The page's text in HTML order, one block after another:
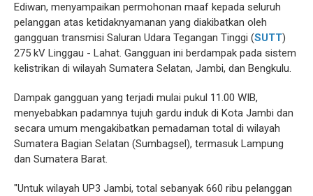
Ediwan, menyampaikan permohonan maaf kepada seluruh
pelanggan atas ketidaknyamanan yang diakibatkan oleh
gangguan transmisi Saluran Udara Tegangan Tinggi (SUTT)
275 kV Linggau - Lahat. Gangguan ini berdampak pada sistem
kelistrikan di wilayah Sumatera Selatan, Jambi, dan Bengkulu.
Dampak gangguan yang terjadi mulai pukul 11.00 WIB,
menyebabkan padamnya tujuh gardu induk di Kota Jambi dan
secara umum mengakibatkan pemadaman total di wilayah
Sumatera Bagian Selatan (Sumbagsel), termasuk Lampung
dan Sumatera Barat.
"Untuk wilayah UP3 Jambi, total sebanyak 660 ribu pelanggan